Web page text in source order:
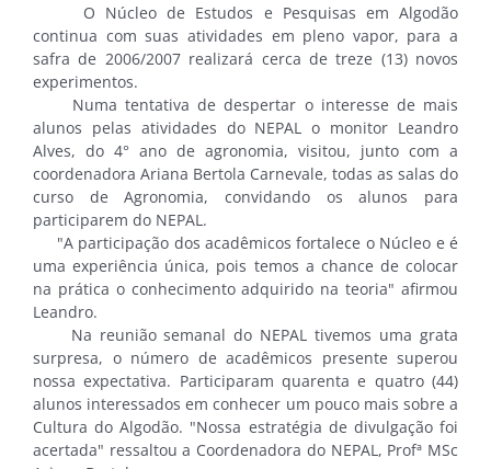
O Núcleo de Estudos e Pesquisas em Algodão
continua com suas atividades em pleno vapor, para a
safra de 2006/2007 realizará cerca de treze (13) novos
experimentos.
Numa tentativa de despertar o interesse de mais
alunos pelas atividades do NEPAL o monitor Leandro
Alves, do 4° ano de agronomia, visitou, junto com a
coordenadora Ariana Bertola Carnevale, todas as salas do
curso de Agronomia, convidando os alunos para
participarem do NEPAL.
"A participação dos acadêmicos fortalece o Núcleo e é
uma experiência única, pois temos a chance de colocar
na prática o conhecimento adquirido na teoria" afirmou
Leandro.
Na reunião semanal do NEPAL tivemos uma grata
surpresa, o número de acadêmicos presente superou
nossa expectativa. Participaram quarenta e quatro (44)
alunos interessados em conhecer um pouco mais sobre a
Cultura do Algodão. "Nossa estratégia de divulgação foi
acertada" ressaltou a Coordenadora do NEPAL, Profª MSc